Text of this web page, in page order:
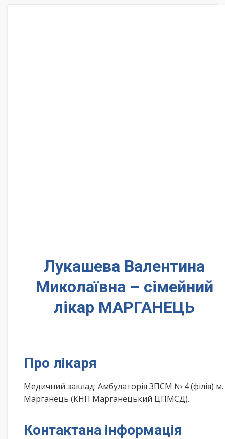
Лукашева Валентина
Миколаївна – сімейний
лікар МАРГАНЕЦЬ
Про лікаря
Медичний заклад: Амбулаторія ЗПСМ № 4 (філія) м.
Марганець (КНП Марганецький ЦПМСД).
Контактана інформація